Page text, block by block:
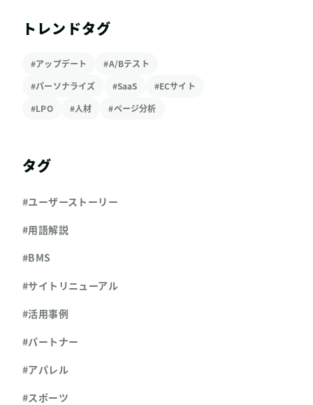
トレンドタグ
#アップデート
#A/Bテスト
#パーソナライズ
#SaaS
#ECサイト
#LPO
#人材 #ページ分析
タグ
#ユーザーストーリー
#用語解説
#BMS
#サイトリニューアル
#活用事例
#パートナー
#アパレル
#スポーツ